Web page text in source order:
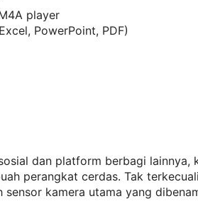
player
PowerPoint, PDF)
dan platform berbagi lainnya,
perangkat cerdas. Tak
sensor kamera utama yang